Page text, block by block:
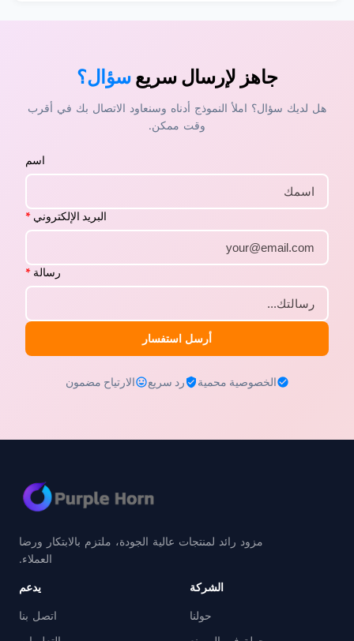
جاهز لإرسال سريعسؤال؟
هل لديك سؤال؟ املأ النموذج أدناه وسنعاود الاتصال بك في أقرب
وقت ممكن.
اسم
البريد الإلكتروني *
رسالة *
أرسل استفسار
الخصوصية محمية رد سريع الارتياح مضمون
مزود رائد لمنتجات عالية الجودة، ملتزم بالابتكار ورضا
العملاء.
الشركة
حولنا
يدعم
اتصل بنا